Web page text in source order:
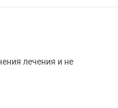
лечения и не